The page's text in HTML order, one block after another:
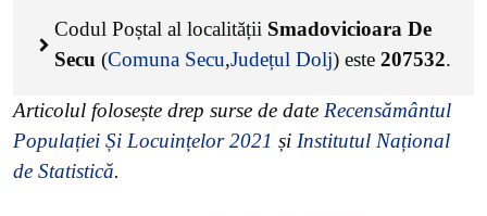
Codul Poștal al localității Smadovicioara De
Secu (Comuna Secu,Județul Dolj) este 207532.
Articolul folosește drep surse de date Recensământul
Populației Și Locuințelor 2021 și Institutul Național
de Statistică.